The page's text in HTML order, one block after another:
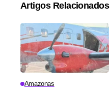
Artigos Relacionados
Amazonas